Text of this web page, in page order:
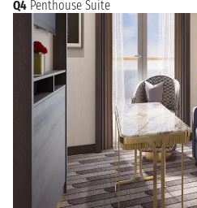
Q4 Penthouse Suite